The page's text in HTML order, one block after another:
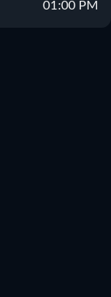
01:00 PM